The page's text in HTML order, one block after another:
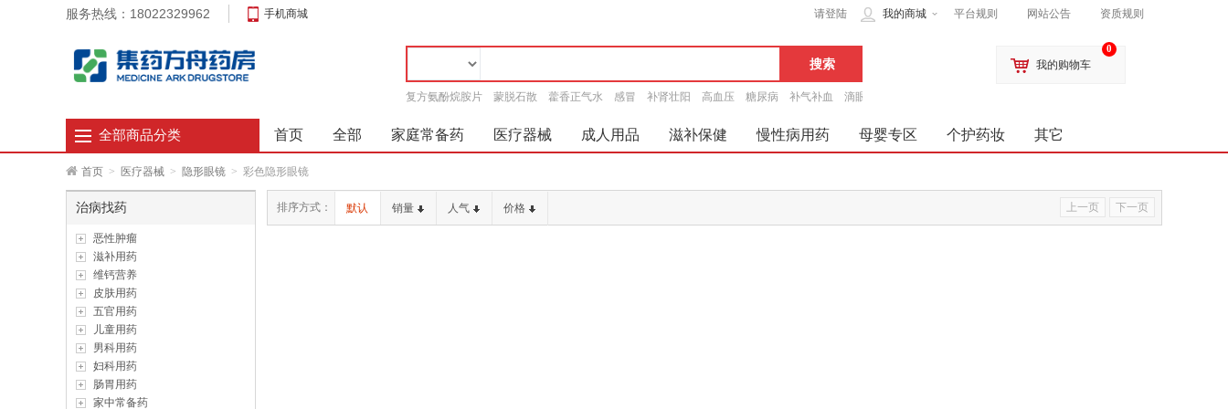
服务热线：18022329962 手机商城 资质规则
网站公告
平台规则
我的商城
请登陆
复方氨酚烷胺片 蒙脱石散 藿香正气水 感冒 补肾壮阳 高血压 糖尿病 补气补血 滴眼液
0
我的购物车
全部商品分类 首页 全部 家庭常备药 医疗器械 成人用品 滋补保健 慢性病用药 母婴专区 个护药妆 其它
首页 > 医疗器械 > 隐形眼镜 > 彩色隐形眼镜
治病找药
恶性肿瘤
滋补用药
维钙营养
皮肤用药
五官用药
儿童用药
男科用药
妇科用药
肠胃用药
家中常备药
上一页 下一页
排序方式： 默认 销量 人气 价格